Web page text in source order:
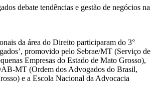
debate tendências e gestão de negócios na
da área do Direito participaram do 3°
promovido pelo Sebrae/MT (Serviço de
Empresas do Estado de Mato Grosso),
MT (Ordem dos Advogados do Brasil,
e a Escola Nacional da Advocacia